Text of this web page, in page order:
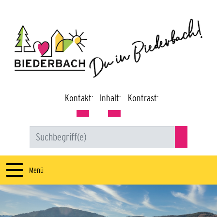
Kontakt: Inhalt: Kontrast:
Menü